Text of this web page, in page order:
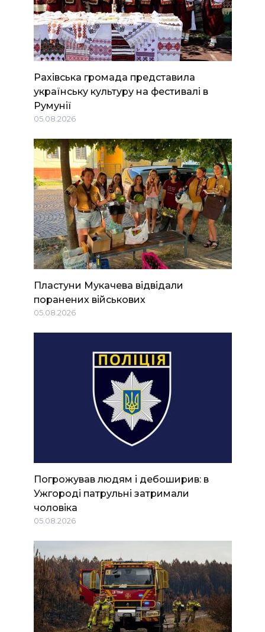
Рахівська громада представила
українську культуру на фестивалі в
Румунії
05.08.2026
Пластуни Мукачева відвідали
поранених військових
05.08.2026
Погрожував людям і дебоширив: в
Ужгороді патрульні затримали
чоловіка
05.08.2026